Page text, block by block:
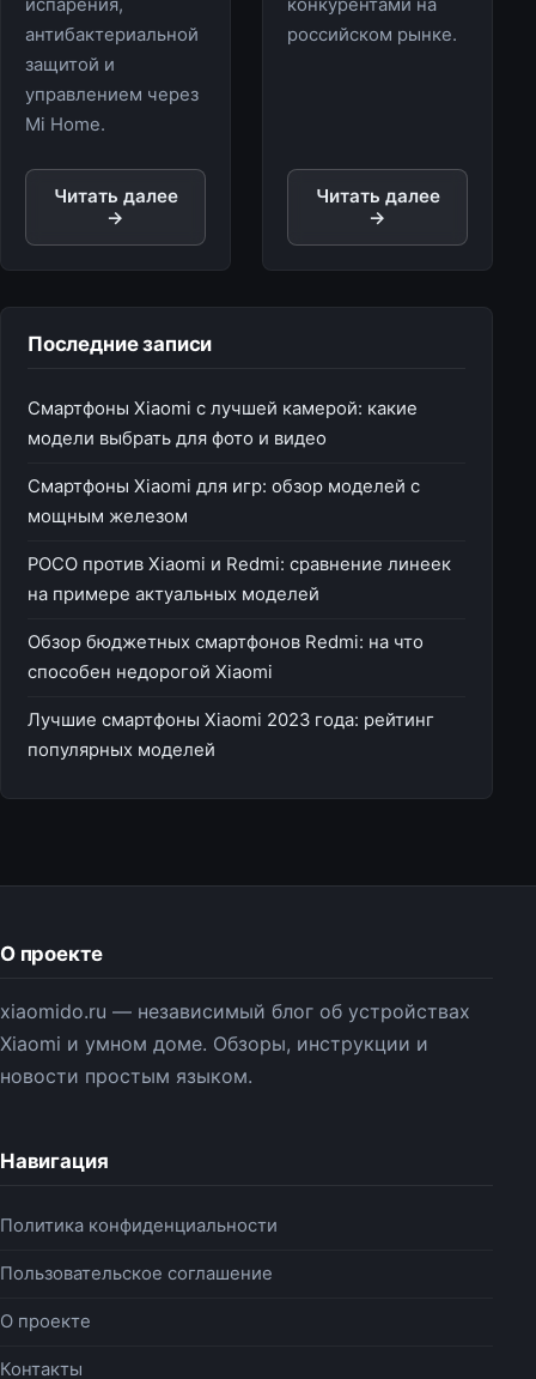
испарения,
антибактериальной
защитой и
управлением через
Mi Home.
Читать далее
→
конкурентами на
российском рынке.
Читать далее
→
Последние записи
Смартфоны Xiaomi с лучшей камерой: какие
модели выбрать для фото и видео
Смартфоны Xiaomi для игр: обзор моделей с
мощным железом
POCO против Xiaomi и Redmi: сравнение линеек
на примере актуальных моделей
Обзор бюджетных смартфонов Redmi: на что
способен недорогой Xiaomi
Лучшие смартфоны Xiaomi 2023 года: рейтинг
популярных моделей
О проекте
xiaomido.ru — независимый блог об устройствах
Xiaomi и умном доме. Обзоры, инструкции и
новости простым языком.
Навигация
Политика конфиденциальности
Пользовательское соглашение
О проекте
Контакты